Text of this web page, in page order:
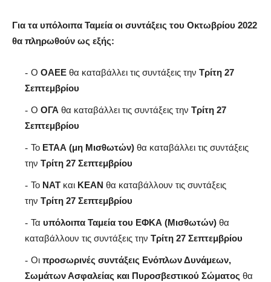
Για τα υπόλοιπα Ταμεία οι συντάξεις του Οκτωβρίου 2022
θα πληρωθούν ως εξής:
Ο ΟΑΕΕ θα καταβάλλει τις συντάξεις την Τρίτη 27
Σεπτεμβρίου
Ο ΟΓΑ θα καταβάλλει τις συντάξεις την Τρίτη 27
Σεπτεμβρίου
Το ΕΤΑΑ (μη Μισθωτών) θα καταβάλλει τις συντάξεις
την Τρίτη 27 Σεπτεμβρίου
Το ΝΑΤ και ΚΕΑΝ θα καταβάλλουν τις συντάξεις
την Τρίτη 27 Σεπτεμβρίου
Τα υπόλοιπα Ταμεία του ΕΦΚΑ (Μισθωτών) θα
καταβάλλουν τις συντάξεις την Τρίτη 27 Σεπτεμβρίου
Οι προσωρινές συντάξεις Ενόπλων Δυνάμεων,
Σωμάτων Ασφαλείας και Πυροσβεστικού Σώματος θα